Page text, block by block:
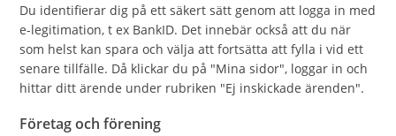
Du identifierar dig på ett säkert sätt genom att logga in med
e-legitimation, t ex BankID. Det innebär också att du när
som helst kan spara och välja att fortsätta att fylla i vid ett
senare tillfälle. Då klickar du på "Mina sidor", loggar in och
hittar ditt ärende under rubriken "Ej inskickade ärenden".
Företag och förening